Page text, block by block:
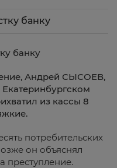
банку
банку
Андрей СЫСОЕВ,
из кассы 8
потребительских
он объяснял
преступление.